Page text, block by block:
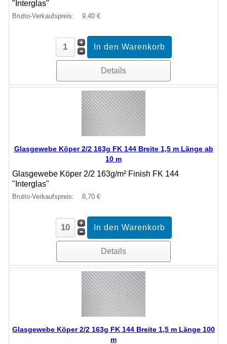
"Interglas"
Brutto-Verkaufspreis: 9,40 €
Details
Glasgewebe Köper 2/2 163g FK 144 Breite 1,5 m Länge ab
10 m
Glasgewebe Köper 2/2 163g/m² Finish FK 144
"Interglas"
Brutto-Verkaufspreis: 8,70 €
Details
Glasgewebe Köper 2/2 163g FK 144 Breite 1,5 m Länge 100
m